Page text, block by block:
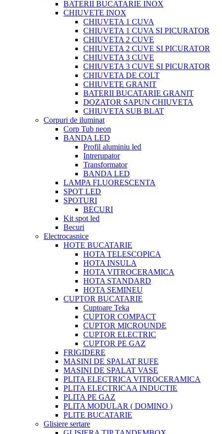
BATERII BUCATARIE INOX
CHIUVETE INOX
CHIUVETA 1 CUVA
CHIUVETA 1 CUVA SI PICURATOR
CHIUVETA 2 CUVE
CHIUVETA 2 CUVE SI PICURATOR
CHIUVETA 3 CUVE
CHIUVETA 3 CUVE SI PICURATOR
CHIUVETA DE COLT
CHIUVETE GRANIT
BATERII BUCATARIE GRANIT
DOZATOR SAPUN CHIUVETA
CHIUVETA SUB BLAT
Corpuri de iluminat
Corp Tub neon
BANDA LED
Profil aluminiu led
Intrerupator
Transformator
BANDA LED
LAMPA FLUORESCENTA
SPOT LED
SPOTURI
BECURI
Kit spot led
Becuri
Electrocasnice
HOTE BUCATARIE
HOTA TELESCOPICA
HOTA INSULA
HOTA VITROCERAMICA
HOTA STANDARD
HOTA SEMINEU
CUPTOR BUCATARIE
Cuptoare Teka
CUPTOR COMPACT
CUPTOR MICROUNDE
CUPTOR ELECTRIC
CUPTOR PE GAZ
FRIGIDERE
MASINI DE SPALAT RUFE
MASINI DE SPALAT VASE
PLITA ELECTRICA VITROCERAMICA
PLITA ELECTRICAA INDUCTIE
PLITA PE GAZ
PLITA MODULAR ( DOMINO )
PLITE BUCATARIE
Glisiere sertare